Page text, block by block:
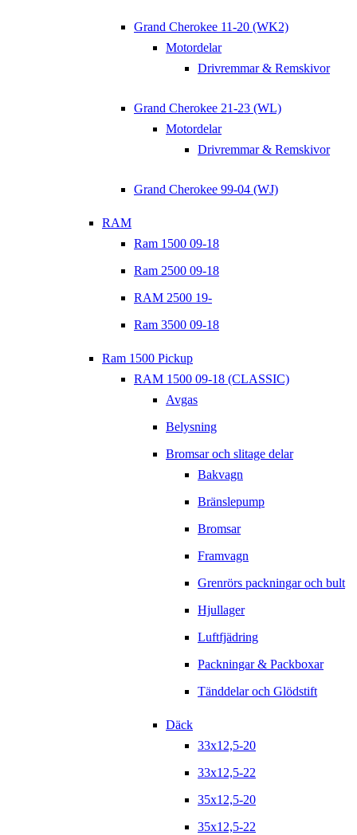
Grand Cherokee 11-20 (WK2)
Motordelar
Drivremmar & Remskivor
Grand Cherokee 21-23 (WL)
Motordelar
Drivremmar & Remskivor
Grand Cherokee 99-04 (WJ)
RAM
Ram 1500 09-18
Ram 2500 09-18
RAM 2500 19-
Ram 3500 09-18
Ram 1500 Pickup
RAM 1500 09-18 (CLASSIC)
Avgas
Belysning
Bromsar och slitage delar
Bakvagn
Bränslepump
Bromsar
Framvagn
Grenrörs packningar och bult
Hjullager
Luftfjädring
Packningar & Packboxar
Tänddelar och Glödstift
Däck
33x12,5-20
33x12,5-22
35x12,5-20
35x12,5-22